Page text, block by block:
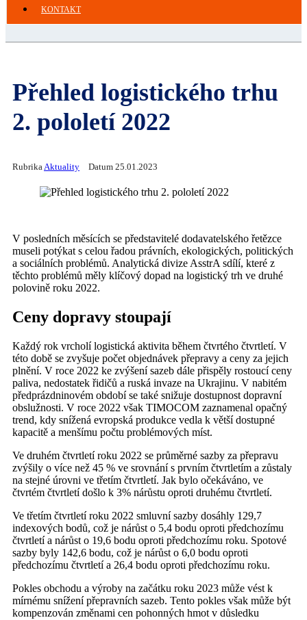
KONTAKT
Přehled logistického trhu
2. pololetí 2022
RubrikaAktuality Datum 25.01.2023
V posledních měsících se představitelé dodavatelského řetězce
museli potýkat s celou řadou právních, ekologických, politických
a sociálních problémů. Analytická divize AsstrA sdílí, které z
těchto problémů měly klíčový dopad na logistický trh ve druhé
polovině roku 2022.
Ceny dopravy stoupají
Každý rok vrcholí logistická aktivita během čtvrtého čtvrtletí. V
této době se zvyšuje počet objednávek přepravy a ceny za jejich
plnění. V roce 2022 ke zvýšení sazeb dále přispěly rostoucí ceny
paliva, nedostatek řidičů a ruská invaze na Ukrajinu. V nabitém
předprázdninovém období se také snižuje dostupnost dopravní
obslužnosti. V roce 2022 však TIMOCOM zaznamenal opačný
trend, kdy snížená evropská produkce vedla k větší dostupné
kapacitě a menšímu počtu problémových míst.
Ve druhém čtvrtletí roku 2022 se průměrné sazby za přepravu
zvýšily o více než 45 % ve srovnání s prvním čtvrtletím a zůstaly
na stejné úrovni ve třetím čtvrtletí. Jak bylo očekáváno, ve
čtvrtém čtvrtletí došlo k 3% nárůstu oproti druhému čtvrtletí.
Ve třetím čtvrtletí roku 2022 smluvní sazby dosáhly 129,7
indexových bodů, což je nárůst o 5,4 bodu oproti předchozímu
čtvrtletí a nárůst o 19,6 bodu oproti předchozímu roku. Spotové
sazby byly 142,6 bodu, což je nárůst o 6,0 bodu oproti
předchozímu čtvrtletí a 26,4 bodu oproti předchozímu roku.
Pokles obchodu a výroby na začátku roku 2023 může vést k
mírnému snížení přepravních sazeb. Tento pokles však může být
kompenzován změnami cen pohonných hmot v důsledku